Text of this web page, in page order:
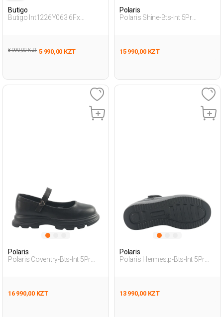
Butigo
Butigo Int1226Y063 6Fx
8 990,00 KZT 5 990,00 KZT
Polaris
Polaris Shine-Bts-Int 5Pr
15 990,00 KZT
Polaris
Polaris Coventry-Bts-Int 5Pr
16 990,00 KZT
Polaris
Polaris Hermes.p-Bts-Int 5Pr
13 990,00 KZT